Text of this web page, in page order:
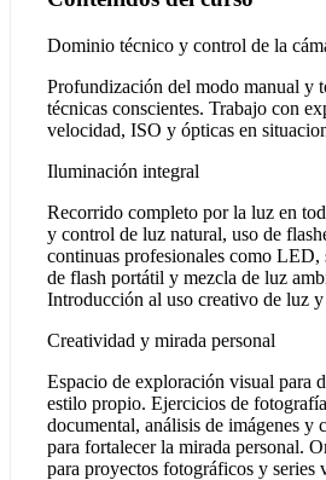
Dominio técnico y control de la
Profundización del modo manual y
técnicas conscientes. Trabajo con
velocidad, ISO y ópticas en
Iluminación integral
Recorrido completo por la luz en
y control de luz natural, uso de
continuas profesionales como LED,
de flash portátil y mezcla de luz
Introducción al uso creativo de luz
Creatividad y mirada personal
Espacio de exploración visual para
estilo propio. Ejercicios de
documental, análisis de imágenes y
para fortalecer la mirada personal.
para proyectos fotográficos y series